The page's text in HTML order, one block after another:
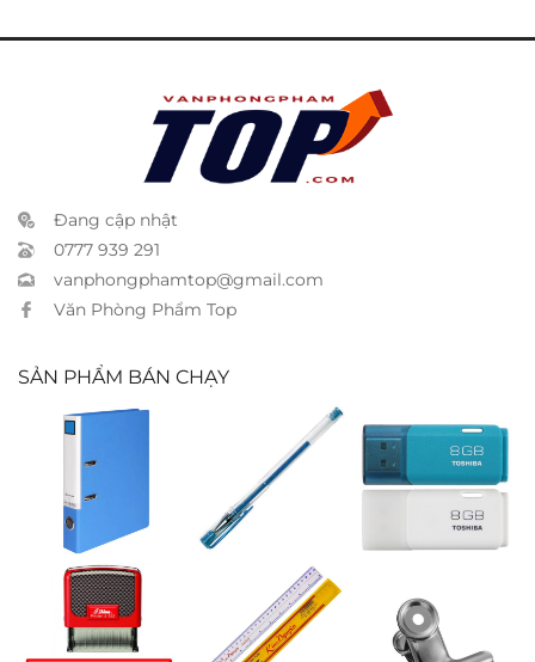
Đang cập nhật
0777 939 291
vanphongphamtop@gmail.com
Văn Phòng Phẩm Top
SẢN PHẨM BÁN CHẠY
Bìa còng King
Jim F4 5cm –
2793
Bút nhủ xanh
lam
USB Kioxia 8GB
Đóng dấu
“Original”
Thước cứng
30cm
Kẹp sắt nhỏ
6cm